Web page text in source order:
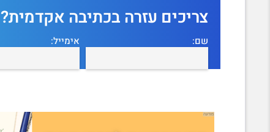
צריכים עזרה בכתיבה אקדמית?
שם: אימייל: